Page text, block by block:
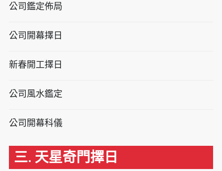
公司鑑定佈局
公司開幕擇日
新春開工擇日
公司風水鑑定
公司開幕科儀
三. 天星奇門擇日